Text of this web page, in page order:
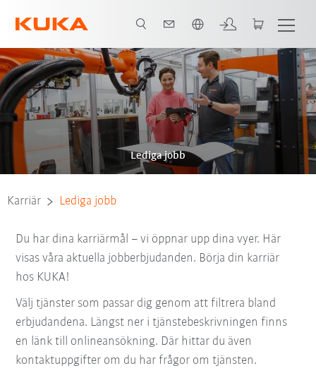
Lediga jobb
Karriär Lediga jobb
Du har dina karriärmål – vi öppnar upp dina vyer. Här
visas våra aktuella jobberbjudanden. Börja din karriär
hos KUKA!
Välj tjänster som passar dig genom att filtrera bland
erbjudandena. Längst ner i tjänstebeskrivningen finns
en länk till onlineansökning. Där hittar du även
kontaktuppgifter om du har frågor om tjänsten.